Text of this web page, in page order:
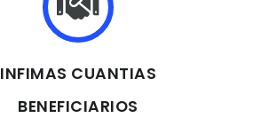
INFIMAS CUANTIAS
BENEFICIARIOS